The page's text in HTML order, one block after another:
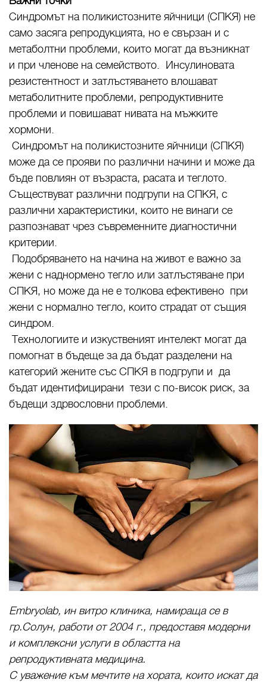
Синдромът на поликистозните яйчници (СПКЯ) не
само засяга репродукцията, но е свързан и с
метаболтни проблеми, които могат да възникнат
и при членове на семейството. Инсулиновата
резистентност и затлъстяването влошават
метаболитните проблеми, репродуктивните
проблеми и повишават нивата на мъжките
хормони.
Синдромът на поликистозните яйчници (СПКЯ)
може да се прояви по различни начини и може да
бъде повлиян от възраста, расата и теглото.
Съществуват различни подгрупи на СПКЯ, с
различни характеристики, които не винаги се
разпознават чрез съвременните диагностични
критерии.
Подобряването на начина на живот е важно за
жени с наднормено тегло или затлъстяване при
СПКЯ, но може да не е толкова ефективено при
жени с нормално тегло, които страдат от същия
синдром.
Технологиите и изкуственият интелект могат да
помогнат в бъдеще за да бъдат разделени на
категорий жените със СПКЯ в подгрупи и да
бъдат идентифицирани тези с по-висок риск, за
бъдещи здрвословни проблеми.
Embryolab, ин витро клиника, намираща се в
гр.Солун, работи от 2004 г., предоставя модерни
и комплексни услуги в областта на
репродуктивната медицина.
С уважение към мечтите на хората, които искат да